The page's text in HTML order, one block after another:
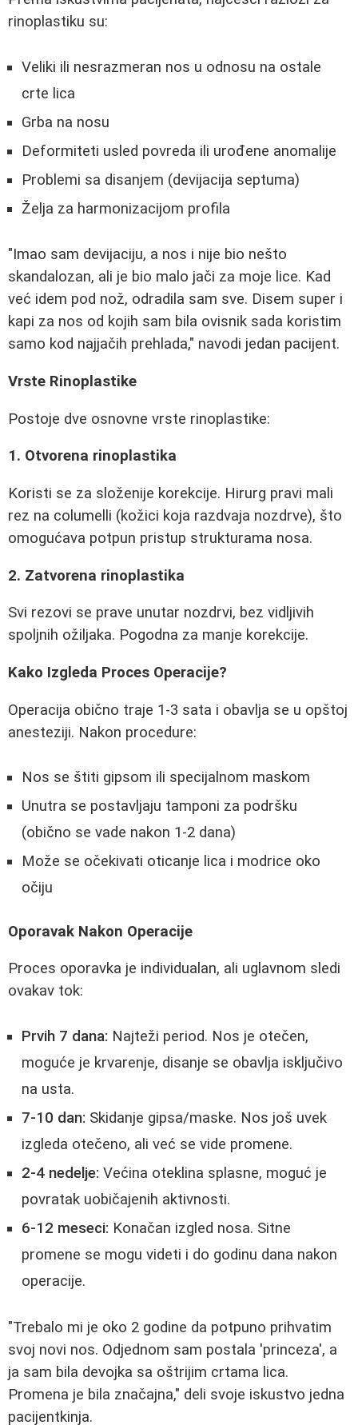
rinoplastiku su:
Veliki ili nesrazmeran nos u odnosu na ostale
crte lica
Grba na nosu
Deformiteti usled povreda ili urođene anomalije
Problemi sa disanjem (devijacija septuma)
Želja za harmonizacijom profila
"Imao sam devijaciju, a nos i nije bio nešto
skandalozan, ali je bio malo jači za moje lice. Kad
već idem pod nož, odradila sam sve. Disem super i
kapi za nos od kojih sam bila ovisnik sada koristim
samo kod najjačih prehlada," navodi jedan pacijent.
Vrste Rinoplastike
Postoje dve osnovne vrste rinoplastike:
1. Otvorena rinoplastika
Koristi se za složenije korekcije. Hirurg pravi mali
rez na columelli (kožici koja razdvaja nozdrve), što
omogućava potpun pristup strukturama nosa.
2. Zatvorena rinoplastika
Svi rezovi se prave unutar nozdrvi, bez vidljivih
spoljnih ožiljaka. Pogodna za manje korekcije.
Kako Izgleda Proces Operacije?
Operacija obično traje 1-3 sata i obavlja se u opštoj
anesteziji. Nakon procedure:
Nos se štiti gipsom ili specijalnom maskom
Unutra se postavljaju tamponi za podršku
(obično se vade nakon 1-2 dana)
Može se očekivati oticanje lica i modrice oko
očiju
Oporavak Nakon Operacije
Proces oporavka je individualan, ali uglavnom sledi
ovakav tok:
Prvih 7 dana: Najteži period. Nos je otečen,
moguće je krvarenje, disanje se obavlja isključivo
na usta.
7-10 dan: Skidanje gipsa/maske. Nos još uvek
izgleda otečeno, ali već se vide promene.
2-4 nedelje: Većina oteklina splasne, moguć je
povratak uobičajenih aktivnosti.
6-12 meseci: Konačan izgled nosa. Sitne
promene se mogu videti i do godinu dana nakon
operacije.
"Trebalo mi je oko 2 godine da potpuno prihvatim
svoj novi nos. Odjednom sam postala 'princeza', a
ja sam bila devojka sa oštrijim crtama lica.
Promena je bila značajna," deli svoje iskustvo jedna
pacijentkinja.